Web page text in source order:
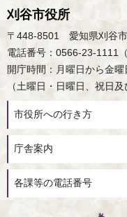
刈谷市役所
〒448-8501 愛知県刈谷
電話番号：0566-23-1111（
開庁時間：月曜日から金
（土曜日・日曜日、祝日
市役所への行き方
庁舎案内
各課等の電話番号